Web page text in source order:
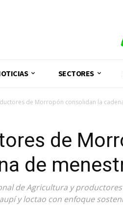
SECTORES
de Morropón consolidan la
de
de
de Agricultura y
y loctao con enfoque